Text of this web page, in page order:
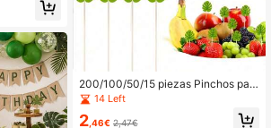
de cás
Se p
escolar, Cu
Esencial
a clas
200/100/50/15 piezas Pinchos par
a aperitivos, palillos decorativos y p
alillos para comida de bambú con di
seño de caparazón de tortuga tropi
14 Left
2 ,46€ 2,47€